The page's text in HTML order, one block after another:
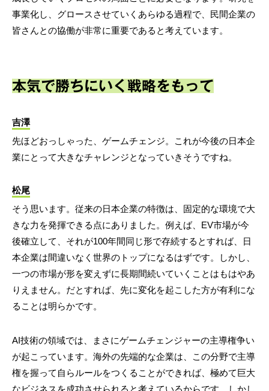
事業化し、グロースさせていくあらゆる過程で、民間企業の
皆さんとの協働が非常に重要であると考えています。
本気で勝ちにいく戦略をもって
吉澤
先ほどおっしゃった、ゲームチェンジ。これが今後の日本企
業にとって大きなチャレンジとなっていきそうですね。
松尾
そう思います。従来の日本企業の特徴は、固定的な環境で大
きな力を発揮できる点にありました。例えば、EV市場が今
後確立して、それが100年間同じ形で存続するとすれば、日
本企業は間違いなく世界のトップになるはずです。しかし、
一つの市場が形を変えずに長期間続いていくことはもはやあ
りえません。だとすれば、先に変化を起こした方が有利にな
ることは明らかです。
AI技術の領域では、まさにゲームチェンジャーの主導権争い
が起こっています。海外の先端的な企業は、この分野で主導
権を握って自らルールをつくることができれば、極めて巨大
なビジネスを成功させられると考えているからです。しかし